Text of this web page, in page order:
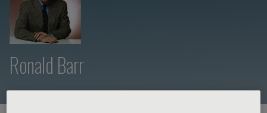
Ronald Barr